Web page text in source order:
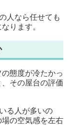
人なら任せても
ります。
態度が冷たかっ
その屋台の評価
る人が多いの
の空気感を左右